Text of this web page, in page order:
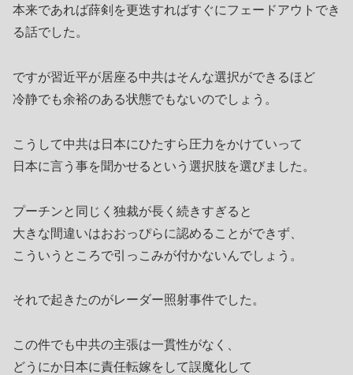
本来であれば薛剣を更迭すればすぐにフェードアウトでき
る話でした。
ですが習近平が居座る中共はそんな選択ができるほど
冷静でも余裕のある状態でもないのでしょう。
こうして中共は日本にひたすら圧力をかけていって
日本に言う事を聞かせるという選択肢を選びました。
プーチンと同じく独裁が長く続きすぎると
大きな間違いはおおっぴらに認めることができず、
こういうところで引っこみが付かないんでしょう。
それで起きたのがレーダー照射事件でした。
この件でも中共の主張は一貫性がなく、
どうにか日本に責任転嫁をして誤魔化して